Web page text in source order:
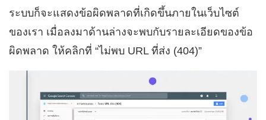
ระบบก็จะแสดงข้อผิดพลาดที่เกิดขึ้นภายในเว็บไซต์
ของเรา เมื่อลงมาด้านล่างจะพบกับรายละเอียดของข้อ
ผิดพลาด ให้คลิกที่ “ไม่พบ URL ที่ส่ง (404)”